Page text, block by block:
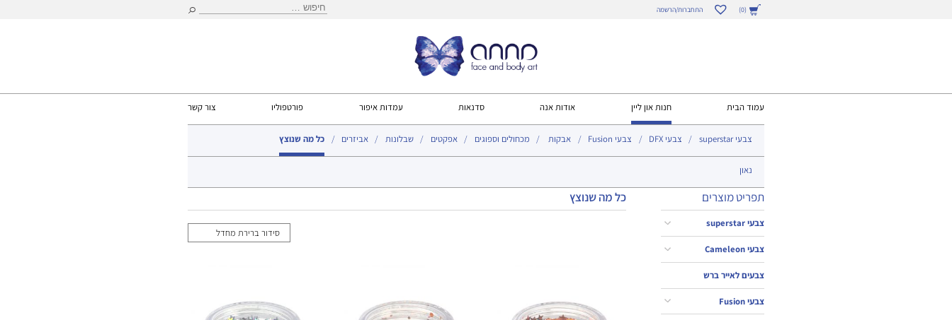
(0) התחברות/הרשמה חיפוש:
עמוד הבית חנות און ליין
צבעי superstar צבעי DFX צבעי Fusion אבקות
נאון
מכחולים וספוגים אפקטים שבלונות אביזרים כל מה שנוצץ
אודות אנה סדנאות עמדות איפור פורטפוליו צור קשר
תפריט מוצרים
צבעי superstar
צבעי Cameleon
צבעים לאייר ברש
צבעי Fusion
כל מה שנוצץ